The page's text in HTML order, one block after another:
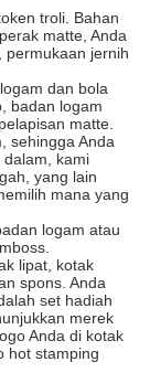
troli. Bahan
matte, Anda
permukaan jernih
dan bola
badan logam
matte.
sehingga Anda
kami
yang lain
mana yang
logam atau
lipat, kotak
spons. Anda
set hadiah
merek
Anda di kotak
hot stamping